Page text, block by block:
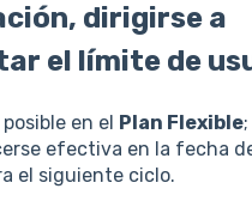
dirigirse a
el límite de
en el Plan Flexible
efectiva en la fecha
el siguiente ciclo.